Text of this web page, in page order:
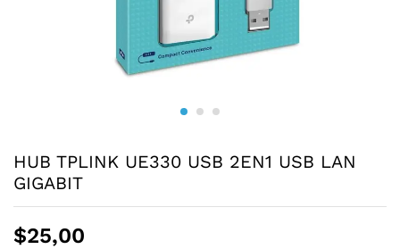
HUB TPLINK UE330 USB 2EN1 USB LAN
GIGABIT
$25,00